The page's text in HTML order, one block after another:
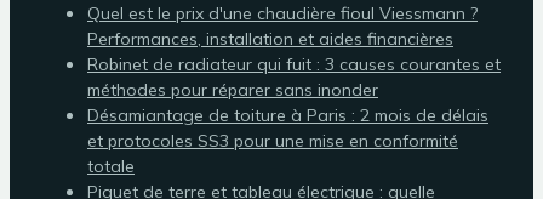
Quel est le prix d'une chaudière fioul Viessmann ?
Performances, installation et aides financières
Robinet de radiateur qui fuit : 3 causes courantes et
méthodes pour réparer sans inonder
Désamiantage de toiture à Paris : 2 mois de délais
et protocoles SS3 pour une mise en conformité
totale
Piquet de terre et tableau électrique : quelle